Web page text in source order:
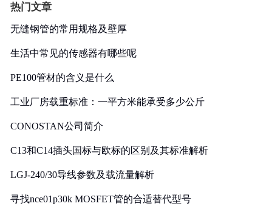
热门文章
无缝钢管的常用规格及壁厚
生活中常见的传感器有哪些呢
PE100管材的含义是什么
工业厂房载重标准：一平方米能承受多少公斤
CONOSTAN公司简介
C13和C14插头国标与欧标的区别及其标准解析
LGJ-240/30导线参数及载流量解析
寻找nce01p30k MOSFET管的合适替代型号